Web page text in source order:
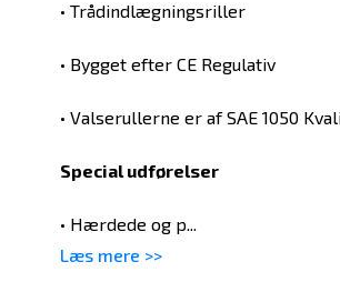
• Trådindlægningsriller
• Bygget efter CE Regulativ
• Valserullerne er af SAE 1050
Special udførelser
• Hærdede og p...
Læs mere >>